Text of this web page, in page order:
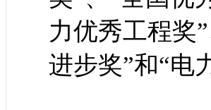
力优秀工程奖
进步奖”和“电